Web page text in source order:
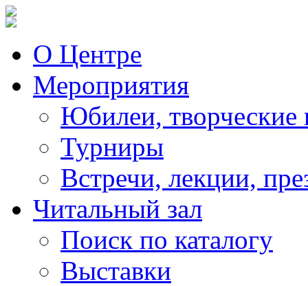
О Центре
Мероприятия
Юбилеи, творческие
Турниры
Встречи, лекции,
Читальный зал
Поиск по каталогу
Выставки